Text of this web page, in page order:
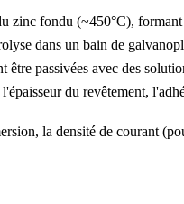
zinc fondu (~450°C),
dans un bain de
être passivées avec des
du revêtement,
la densité de courant